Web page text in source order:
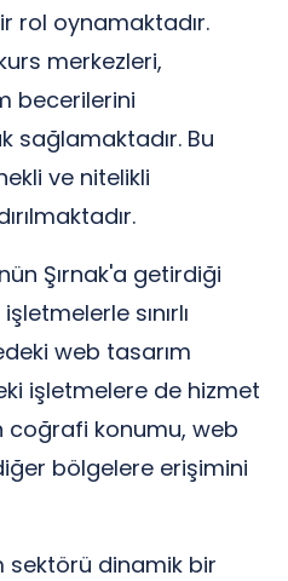
rol oynamaktadır.
merkezleri,
becerilerini
sağlamaktadır. Bu
ve nitelikli
Şırnak'a getirdiği
sınırlı
web tasarım
işletmelere de hizmet
coğrafi konumu, web
bölgelere erişimini
sektörü dinamik bir